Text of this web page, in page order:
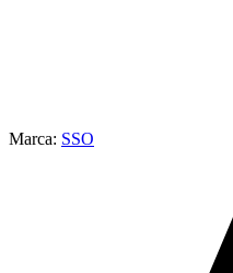
Marca: SSO